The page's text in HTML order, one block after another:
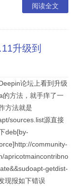
阅读全文
升级到
论坛上看到升级
的方法，就手痒了一
方法就是
sources.list源直接
deb[by-
community-
getdist-
现报如下错误